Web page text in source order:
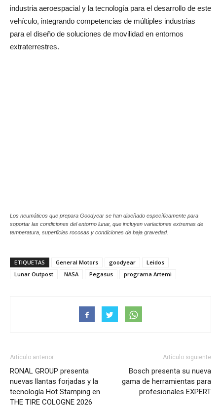
industria aeroespacial y la tecnología para el desarrollo de este
vehículo, integrando competencias de múltiples industrias
para el diseño de soluciones de movilidad en entornos
extraterrestres.
Los neumáticos que prepara Goodyear se han diseñado específicamente para
soportar las condiciones del entorno lunar, que incluyen variaciones extremas de
temperatura, superficies rocosas y condiciones de baja gravedad.
ETIQUETAS General Motors goodyear
Leidos
Lunar Outpost
NASA Pegasus programa Artemi
Artículo anterior
RONAL GROUP presenta
nuevas llantas forjadas y la
tecnología Hot Stamping en
THE TIRE COLOGNE 2026
Artículo siguiente
Bosch presenta su nueva
gama de herramientas para
profesionales EXPERT